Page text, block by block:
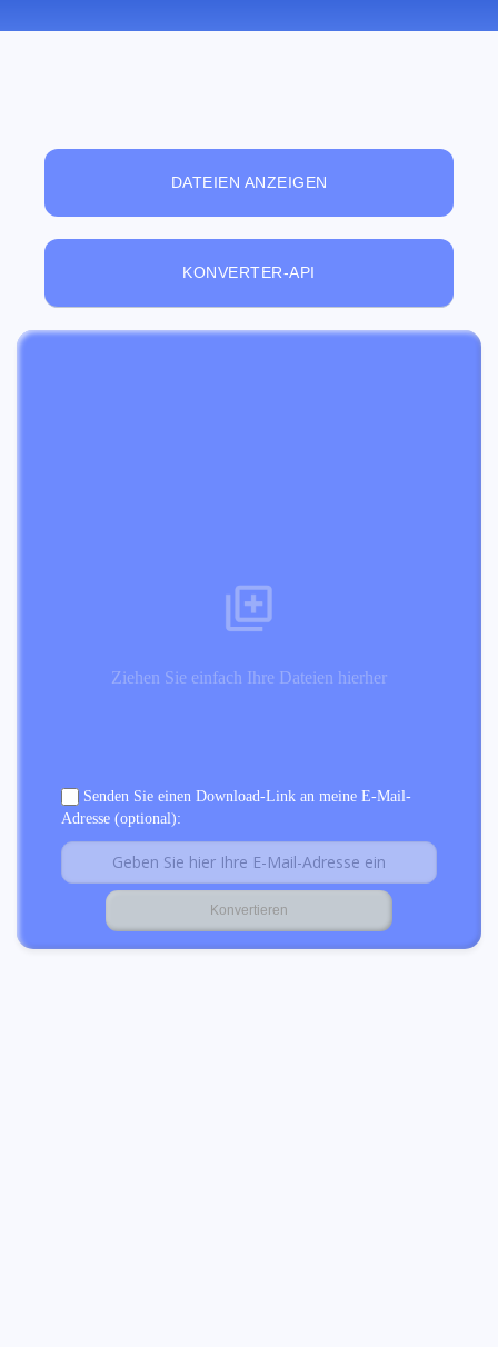
DATEIEN ANZEIGEN
KONVERTER-API
Ziehen Sie einfach Ihre Dateien hierher
Senden Sie einen Download-Link an meine E-Mail-
Adresse (optional):